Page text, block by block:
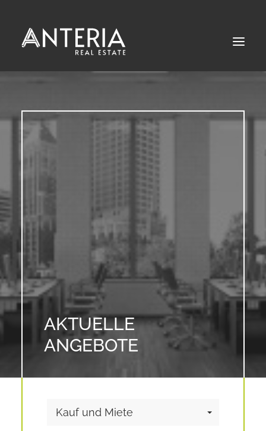
Start
Angebote
AKTUELLE
ANGEBOTE
Kauf und Miete